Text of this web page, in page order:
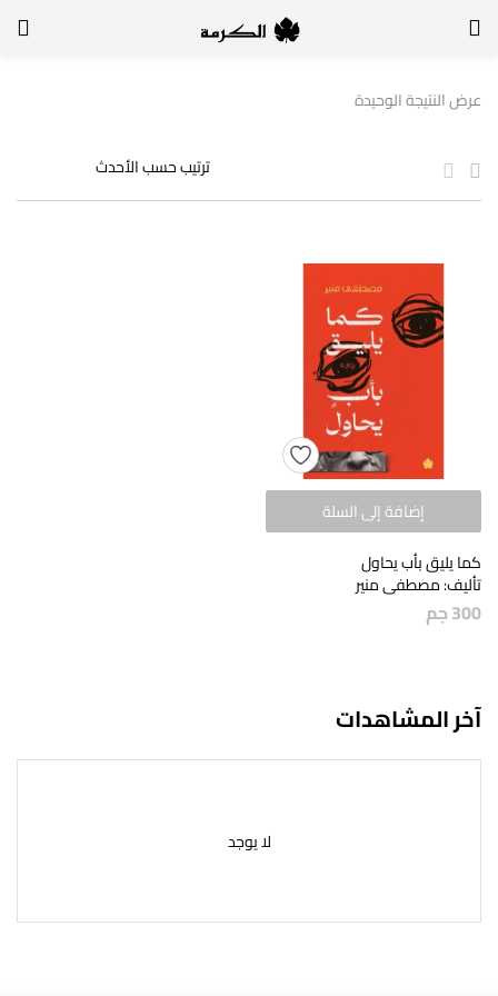
لتسجيل الدخول, أدخل اسم المستخدم وكلمة السر
تذكر بياناتي
عرض النتيجة الوحيدة
إضافة إلى السلة
كما يليق بأب يحاول
تأليف: مصطفى منير
300جم
آخر المشاهدات
لا يوجد